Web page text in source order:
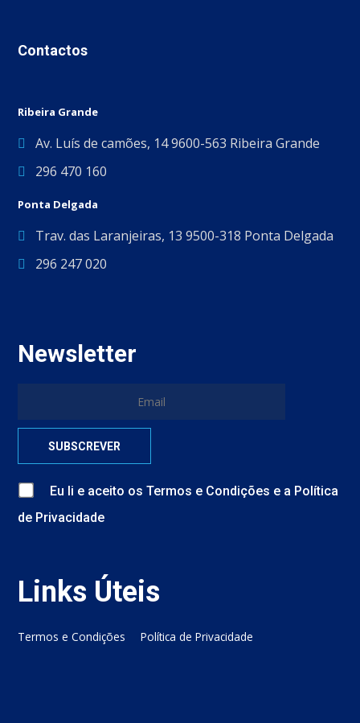
Contactos
Ribeira Grande
Av. Luís de camões, 14 9600-563 Ribeira Grande
296 470 160
Ponta Delgada
Trav. das Laranjeiras, 13 9500-318 Ponta Delgada
296 247 020
Newsletter
Eu li e aceito osTermos e Condições e a Política
de Privacidade
Links Úteis
Termos e Condições Política de Privacidade